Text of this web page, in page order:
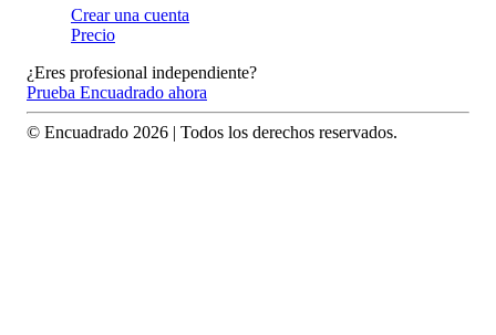
Crear una cuenta
Precio
¿Eres profesional independiente?
Prueba Encuadrado ahora
© Encuadrado 2026 | Todos los derechos reservados.